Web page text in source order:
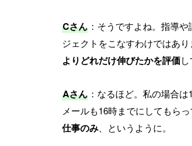
Cさん ：そうですよね。指導
ジェクトをこなすわけではあ
よりどれだけ伸びたかを評価
Aさん ：なるほど。私の場合
メールも16時までにしてもらっ
仕事のみ 、というように。